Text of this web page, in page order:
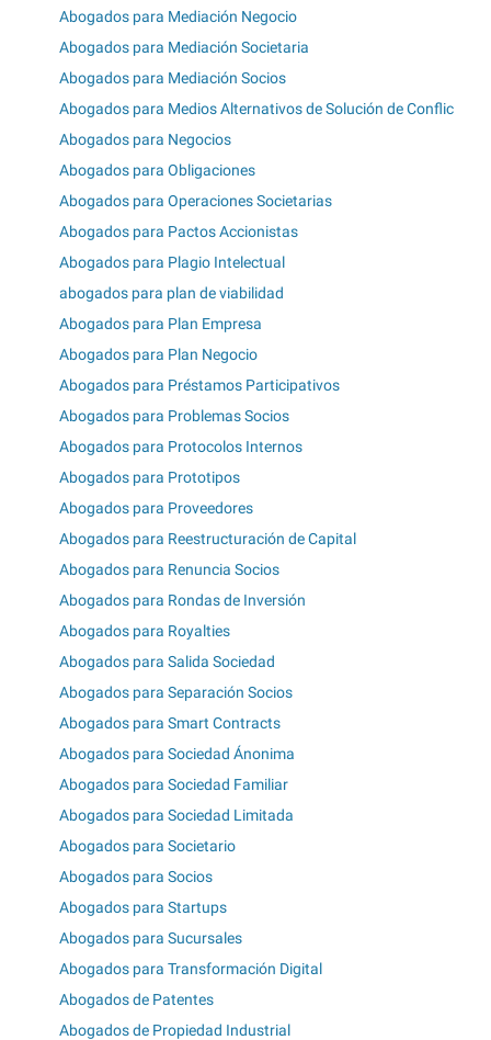
Abogados para Mediación Negocio
Abogados para Mediación Societaria
Abogados para Mediación Socios
Abogados para Medios Alternativos de Solución de Conflic
Abogados para Negocios
Abogados para Obligaciones
Abogados para Operaciones Societarias
Abogados para Pactos Accionistas
Abogados para Plagio Intelectual
abogados para plan de viabilidad
Abogados para Plan Empresa
Abogados para Plan Negocio
Abogados para Préstamos Participativos
Abogados para Problemas Socios
Abogados para Protocolos Internos
Abogados para Prototipos
Abogados para Proveedores
Abogados para Reestructuración de Capital
Abogados para Renuncia Socios
Abogados para Rondas de Inversión
Abogados para Royalties
Abogados para Salida Sociedad
Abogados para Separación Socios
Abogados para Smart Contracts
Abogados para Sociedad Ánonima
Abogados para Sociedad Familiar
Abogados para Sociedad Limitada
Abogados para Societario
Abogados para Socios
Abogados para Startups
Abogados para Sucursales
Abogados para Transformación Digital
Abogados de Patentes
Abogados de Propiedad Industrial